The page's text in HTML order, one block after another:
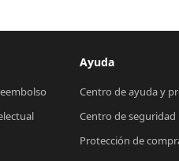
Ayuda
Centro de ayuda y
Centro de seguridad
Protección de